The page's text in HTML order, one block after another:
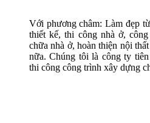
Với phương châm: Làm đẹp
thiết kế, thi công nhà ở,
chữa nhà ở, hoàn thiện nội
nữa. Chúng tôi là công ty
thi công công trình xây dựng